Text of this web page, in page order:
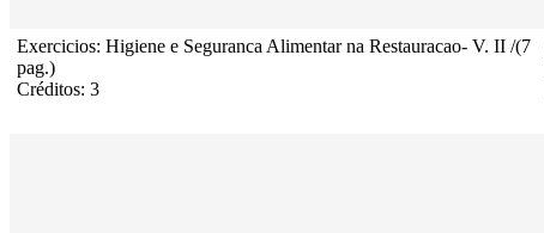
Exercicios: Higiene e Seguranca Alimentar na Restauracao- V. II /(7
pag.)
Créditos: 3